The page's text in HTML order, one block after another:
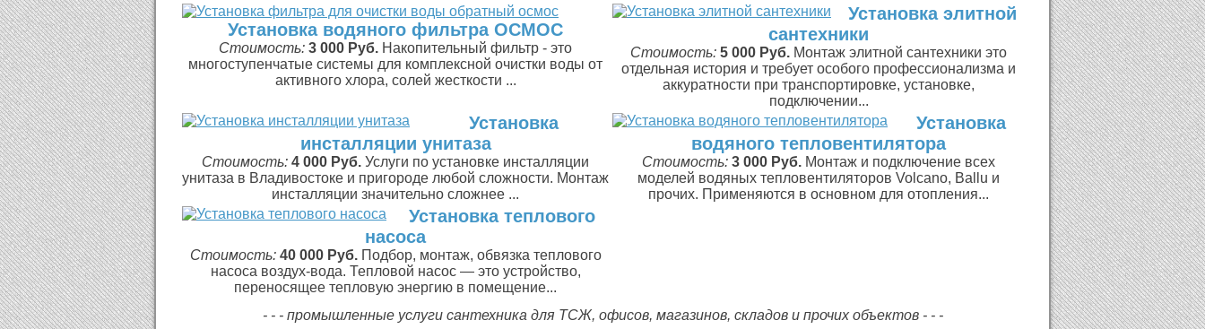
Установка водяного фильтра ОСМОС
Стоимость: 3 000 Руб. Накопительный фильтр - это
многоступенчатые системы для комплексной очистки воды от
активного хлора, солей жесткости ...
Установка элитной
сантехники
Стоимость: 5 000 Руб. Монтаж элитной сантехники это
отдельная история и требует особого профессионализма и
аккуратности при транспортировке, установке,
подключении...
Установка
инсталляции унитаза
Стоимость: 4 000 Руб. Услуги по установке инсталляции
унитаза в Владивостоке и пригороде любой сложности. Монтаж
инсталляции значительно сложнее ...
Установка
водяного тепловентилятора
Стоимость: 3 000 Руб. Монтаж и подключение всех
моделей водяных тепловентиляторов Volcano, Ballu и
прочих. Применяются в основном для отопления...
Установка теплового
насоса
Стоимость: 40 000 Руб. Подбор, монтаж, обвязка теплового
насоса воздух-вода. Тепловой насос — это устройство,
переносящее тепловую энергию в помещение...
- - - промышленные услуги сантехника для ТСЖ, офисов, магазинов, складов и прочих объектов - - -